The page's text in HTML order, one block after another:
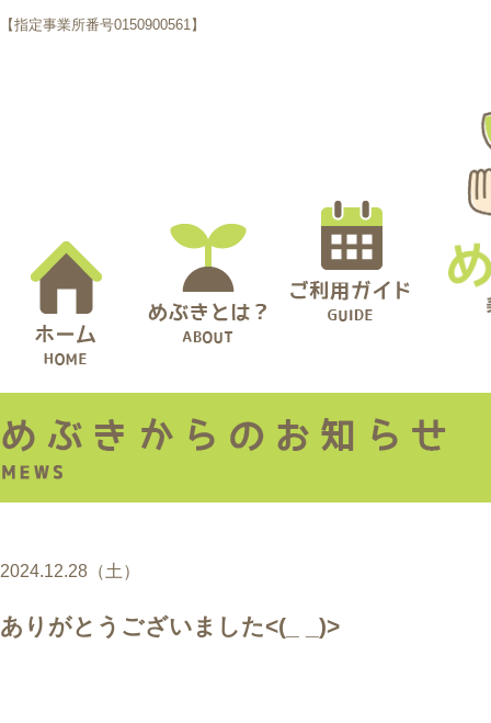
【指定事業所番号0150900561】
2024.12.28（土）
ありがとうございました<(_ _)>